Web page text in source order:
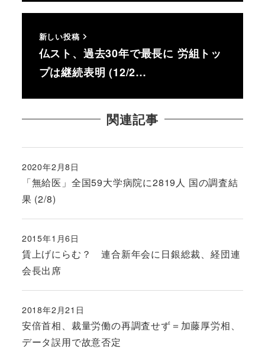
新しい投稿
仏スト、過去30年で最長に 労組トッ
プは継続表明 (12/2…
関連記事
「無給医」全国59大学病院に2819人 国の調査結
果 (2/8)
投稿日
2020年2月8日
賃上げにらむ？ 連合新年会に日銀総裁、経団連
会長出席
投稿日
2015年1月6日
安倍首相、裁量労働の再調査せず＝加藤厚労相、
データ誤用で故意否定
投稿日
2018年2月21日